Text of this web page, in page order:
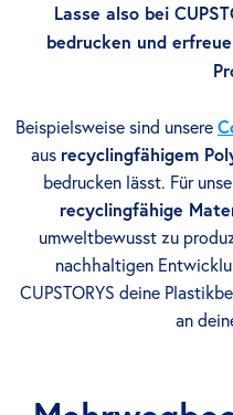
Lasse also bei
bedrucken und
Beispielsweise sind unsere
aus recyclingfähigem
bedrucken lässt. Für
recyclingfähige
umweltbewusst zu
nachhaltigen
CUPSTORYS deine
an